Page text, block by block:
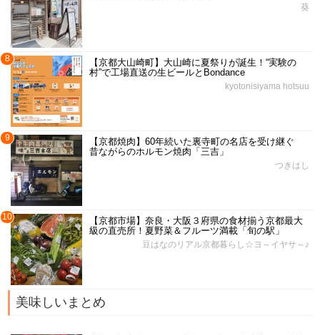
葵
8
【京都大山崎町】大山崎に夏祭りが誕生！“実験の
村”で工場直送の生ビールとBondance
kyotonisiyama hotsuu
9
【京都焼肉】60年続いた裏寺町の名店を受け継ぐ
昔ながらのホルモン焼肉「三吉」
つきはし
10
【京都市場】奈良・大阪３府県の食材揃う京都最大
級の直売所！夏野菜＆フルーツ満載「旬の駅」
豆はなのリアル京都暮らし☆ヨ～イヤサ～♪
美味しいまとめ